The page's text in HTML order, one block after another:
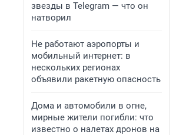
звезды в Telegram — что он
натворил
Не работают аэропорты и
мобильный интернет: в
нескольких регионах
объявили ракетную опасность
Дома и автомобили в огне,
мирные жители погибли: что
известно о налетах дронов на